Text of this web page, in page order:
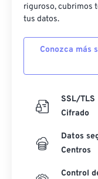
riguroso, cubrimos
tus datos.
Conozca más
SSL/TLS
Cifrado
Datos
Centros
Control